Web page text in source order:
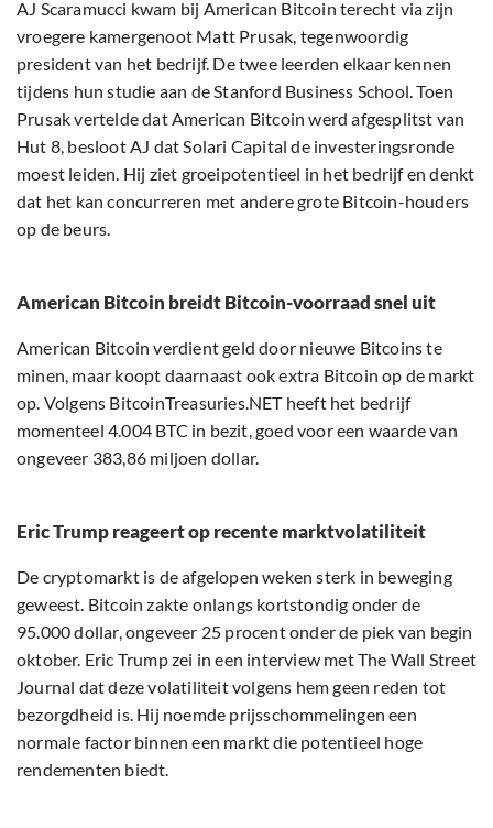
AJ Scaramucci kwam bij American Bitcoin terecht via zijn
vroegere kamergenoot Matt Prusak, tegenwoordig
president van het bedrijf. De twee leerden elkaar kennen
tijdens hun studie aan de Stanford Business School. Toen
Prusak vertelde dat American Bitcoin werd afgesplitst van
Hut 8, besloot AJ dat Solari Capital de investeringsronde
moest leiden. Hij ziet groeipotentieel in het bedrijf en denkt
dat het kan concurreren met andere grote Bitcoin-houders
op de beurs.
American Bitcoin breidt Bitcoin-voorraad snel uit
American Bitcoin verdient geld door nieuwe Bitcoins te
minen, maar koopt daarnaast ook extra Bitcoin op de markt
op. Volgens BitcoinTreasuries.NET heeft het bedrijf
momenteel 4.004 BTC in bezit, goed voor een waarde van
ongeveer 383,86 miljoen dollar.
Eric Trump reageert op recente marktvolatiliteit
De cryptomarkt is de afgelopen weken sterk in beweging
geweest. Bitcoin zakte onlangs kortstondig onder de
95.000 dollar, ongeveer 25 procent onder de piek van begin
oktober. Eric Trump zei in een interview met The Wall Street
Journal dat deze volatiliteit volgens hem geen reden tot
bezorgdheid is. Hij noemde prijsschommelingen een
normale factor binnen een markt die potentieel hoge
rendementen biedt.